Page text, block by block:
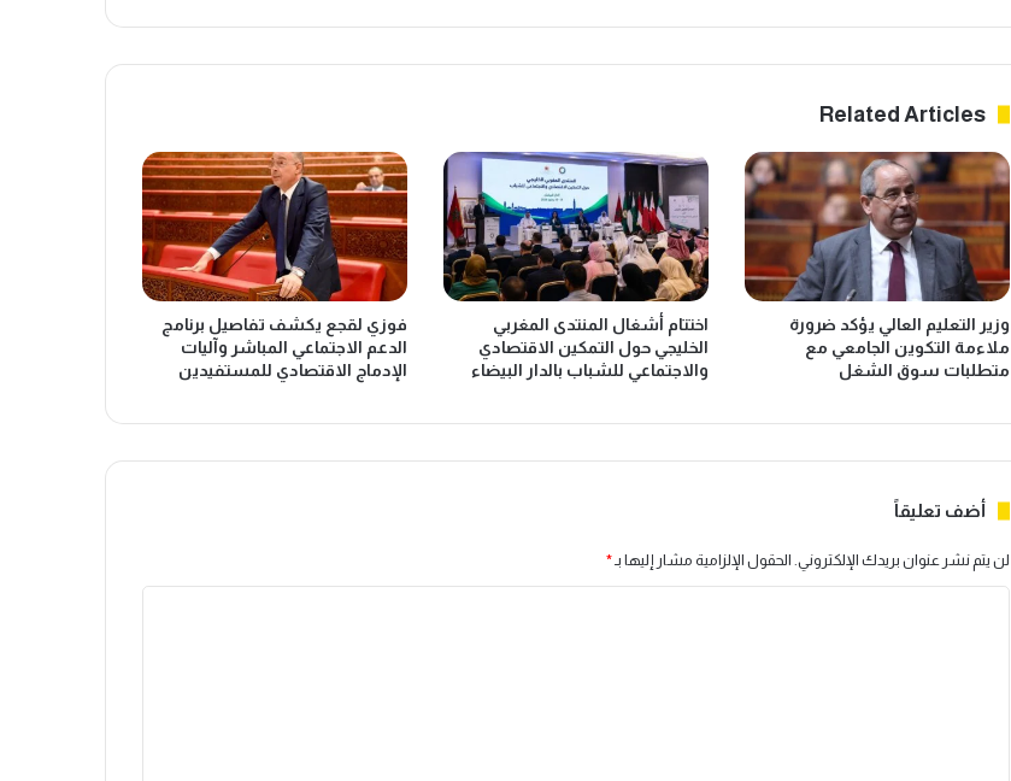
ل
و
ا
ت
ع
ى
م
ن
ح
ع
ل
ق
ر
ا
ب
ي
ت
ت
ج
ه
ن
ح
و
ر
م
Related Articles
وزير التعليم العالي يؤكد ضرورة
ملاءمة التكوين الجامعي مع
متطلبات سوق الشغل
اختتام أشغال المنتدى المغربي
الخليجي حول التمكين الاقتصادي
والاجتماعي للشباب بالدار البيضاء
فوزي لقجع يكشف تفاصيل برنامج
الدعم الاجتماعي المباشر وآليات
الإدماج الاقتصادي للمستفيدين
أضف تعليقاً
لن يتم نشر عنوان بريدك الإلكتروني. الحقول الإلزامية مشار إليها بـ*